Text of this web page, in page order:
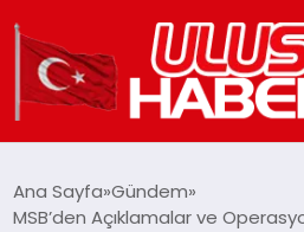
Ana Sayfa Gündem
MSB’den Açıklamalar ve